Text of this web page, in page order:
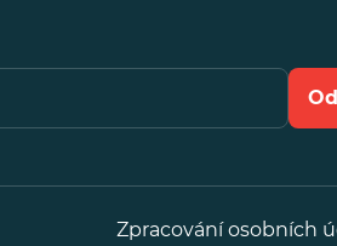
Zpracování osobních